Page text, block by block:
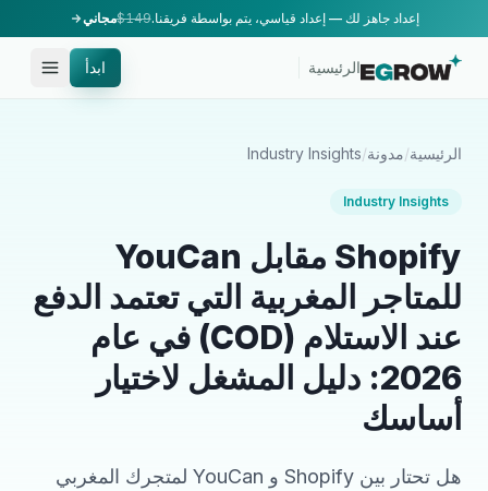
إعداد جاهز لك — إعداد قياسي، يتم بواسطة فريقنا.$149مجاني
الرئيسية ابدأ
الرئيسية/مدونة/
Industry Insights
Industry Insights
Shopify مقابل YouCan
للمتاجر المغربية التي تعتمد الدفع
عند الاستلام (COD) في عام
2026: دليل المشغل لاختيار
أساسك
هل تحتار بين Shopify و YouCan لمتجرك المغربي